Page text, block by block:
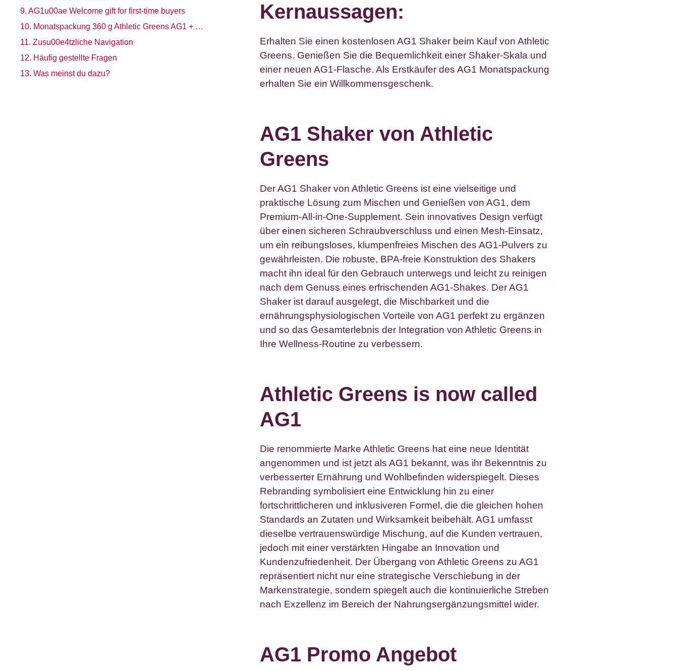
AG1u00ae Welcome gift for first-time buyers
Monatspackung 360 g Athletic Greens AG1 + Shaker
Zusu00e4tzliche Navigation
Häufig gestellte Fragen
Was meinst du dazu?
Kernaussagen:
Erhalten Sie einen kostenlosen AG1 Shaker beim Kauf von Athletic
Greens. Genießen Sie die Bequemlichkeit einer Shaker-Skala und
einer neuen AG1-Flasche. Als Erstkäufer des AG1 Monatspackung
erhalten Sie ein Willkommensgeschenk.
AG1 Shaker von Athletic
Greens
Der AG1 Shaker von Athletic Greens ist eine vielseitige und
praktische Lösung zum Mischen und Genießen von AG1, dem
Premium-All-in-One-Supplement. Sein innovatives Design verfügt
über einen sicheren Schraubverschluss und einen Mesh-Einsatz,
um ein reibungsloses, klumpenfreies Mischen des AG1-Pulvers zu
gewährleisten. Die robuste, BPA-freie Konstruktion des Shakers
macht ihn ideal für den Gebrauch unterwegs und leicht zu reinigen
nach dem Genuss eines erfrischenden AG1-Shakes. Der AG1
Shaker ist darauf ausgelegt, die Mischbarkeit und die
ernährungsphysiologischen Vorteile von AG1 perfekt zu ergänzen
und so das Gesamterlebnis der Integration von Athletic Greens in
Ihre Wellness-Routine zu verbessern.
Athletic Greens is now called
AG1
Die renommierte Marke Athletic Greens hat eine neue Identität
angenommen und ist jetzt als AG1 bekannt, was ihr Bekenntnis zu
verbesserter Ernährung und Wohlbefinden widerspiegelt. Dieses
Rebranding symbolisiert eine Entwicklung hin zu einer
fortschrittlicheren und inklusiveren Formel, die die gleichen hohen
Standards an Zutaten und Wirksamkeit beibehält. AG1 umfasst
dieselbe vertrauenswürdige Mischung, auf die Kunden vertrauen,
jedoch mit einer verstärkten Hingabe an Innovation und
Kundenzufriedenheit. Der Übergang von Athletic Greens zu AG1
repräsentiert nicht nur eine strategische Verschiebung in der
Markenstrategie, sondern spiegelt auch die kontinuierliche Streben
nach Exzellenz im Bereich der Nahrungsergänzungsmittel wider.
AG1 Promo Angebot